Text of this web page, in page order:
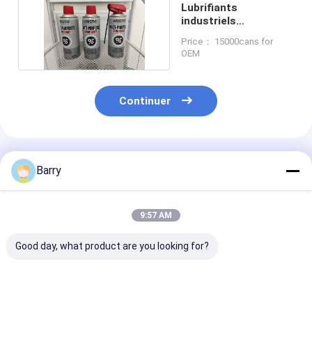
Lubrifiants
industriels
viscosité
Price： 15000cans for
OEM
Continuer
Produits Recommandés
Barry
9:57 AM
Good day, what product are you looking for?